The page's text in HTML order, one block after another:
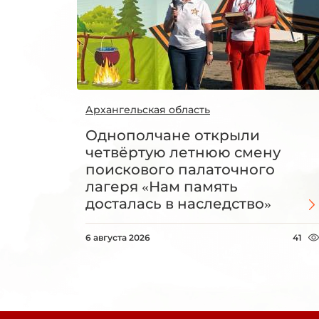
Архангельская область
Однополчане открыли
четвёртую летнюю смену
поискового палаточного
лагеря «Нам память
досталась в наследство»
6 августа 2026 41